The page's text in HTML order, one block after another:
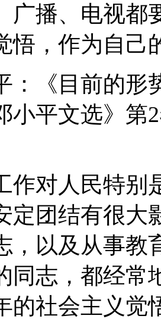
广播、电视都
悟，作为自己
《目前的形势
小平文选》第
对人民特别
定团结有很大
，以及从事教
同志，都经常
的社会主义觉